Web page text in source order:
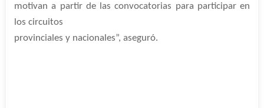
motivan a partir de las convocatorias para participar en
los circuitos
provinciales y nacionales”, aseguró.